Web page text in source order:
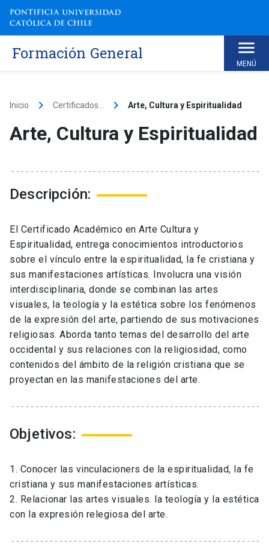
Skip
content
Formación General
MENÚ
Inicio keyboard_arrow_right Certificados... keyboard_arrow_right Arte, Cultura y Espiritualidad
Arte, Cultura y Espiritualidad
Descripción:
El Certificado Académico en Arte Cultura y
Espiritualidad, entrega conocimientos introductorios
sobre el vínculo entre la espiritualidad, la fe cristiana y
sus manifestaciones artísticas. Involucra una visión
interdisciplinaria, donde se combinan las artes
visuales, la teología y la estética sobre los fenómenos
de la expresión del arte, partiendo de sus motivaciones
religiosas. Aborda tanto temas del desarrollo del arte
occidental y sus relaciones con la religiosidad, como
contenidos del ámbito de la religión cristiana que se
proyectan en las manifestaciones del arte.
Objetivos:
1. Conocer las vinculacioners de la espiritualidad, la fe
cristiana y sus manifestaciones artísticas.
2. Relacionar las artes visuales. la teología y la estética
con la expresión relegiosa del arte.